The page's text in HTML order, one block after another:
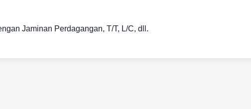
Jaminan Perdagangan, T/T, L/C, dll.